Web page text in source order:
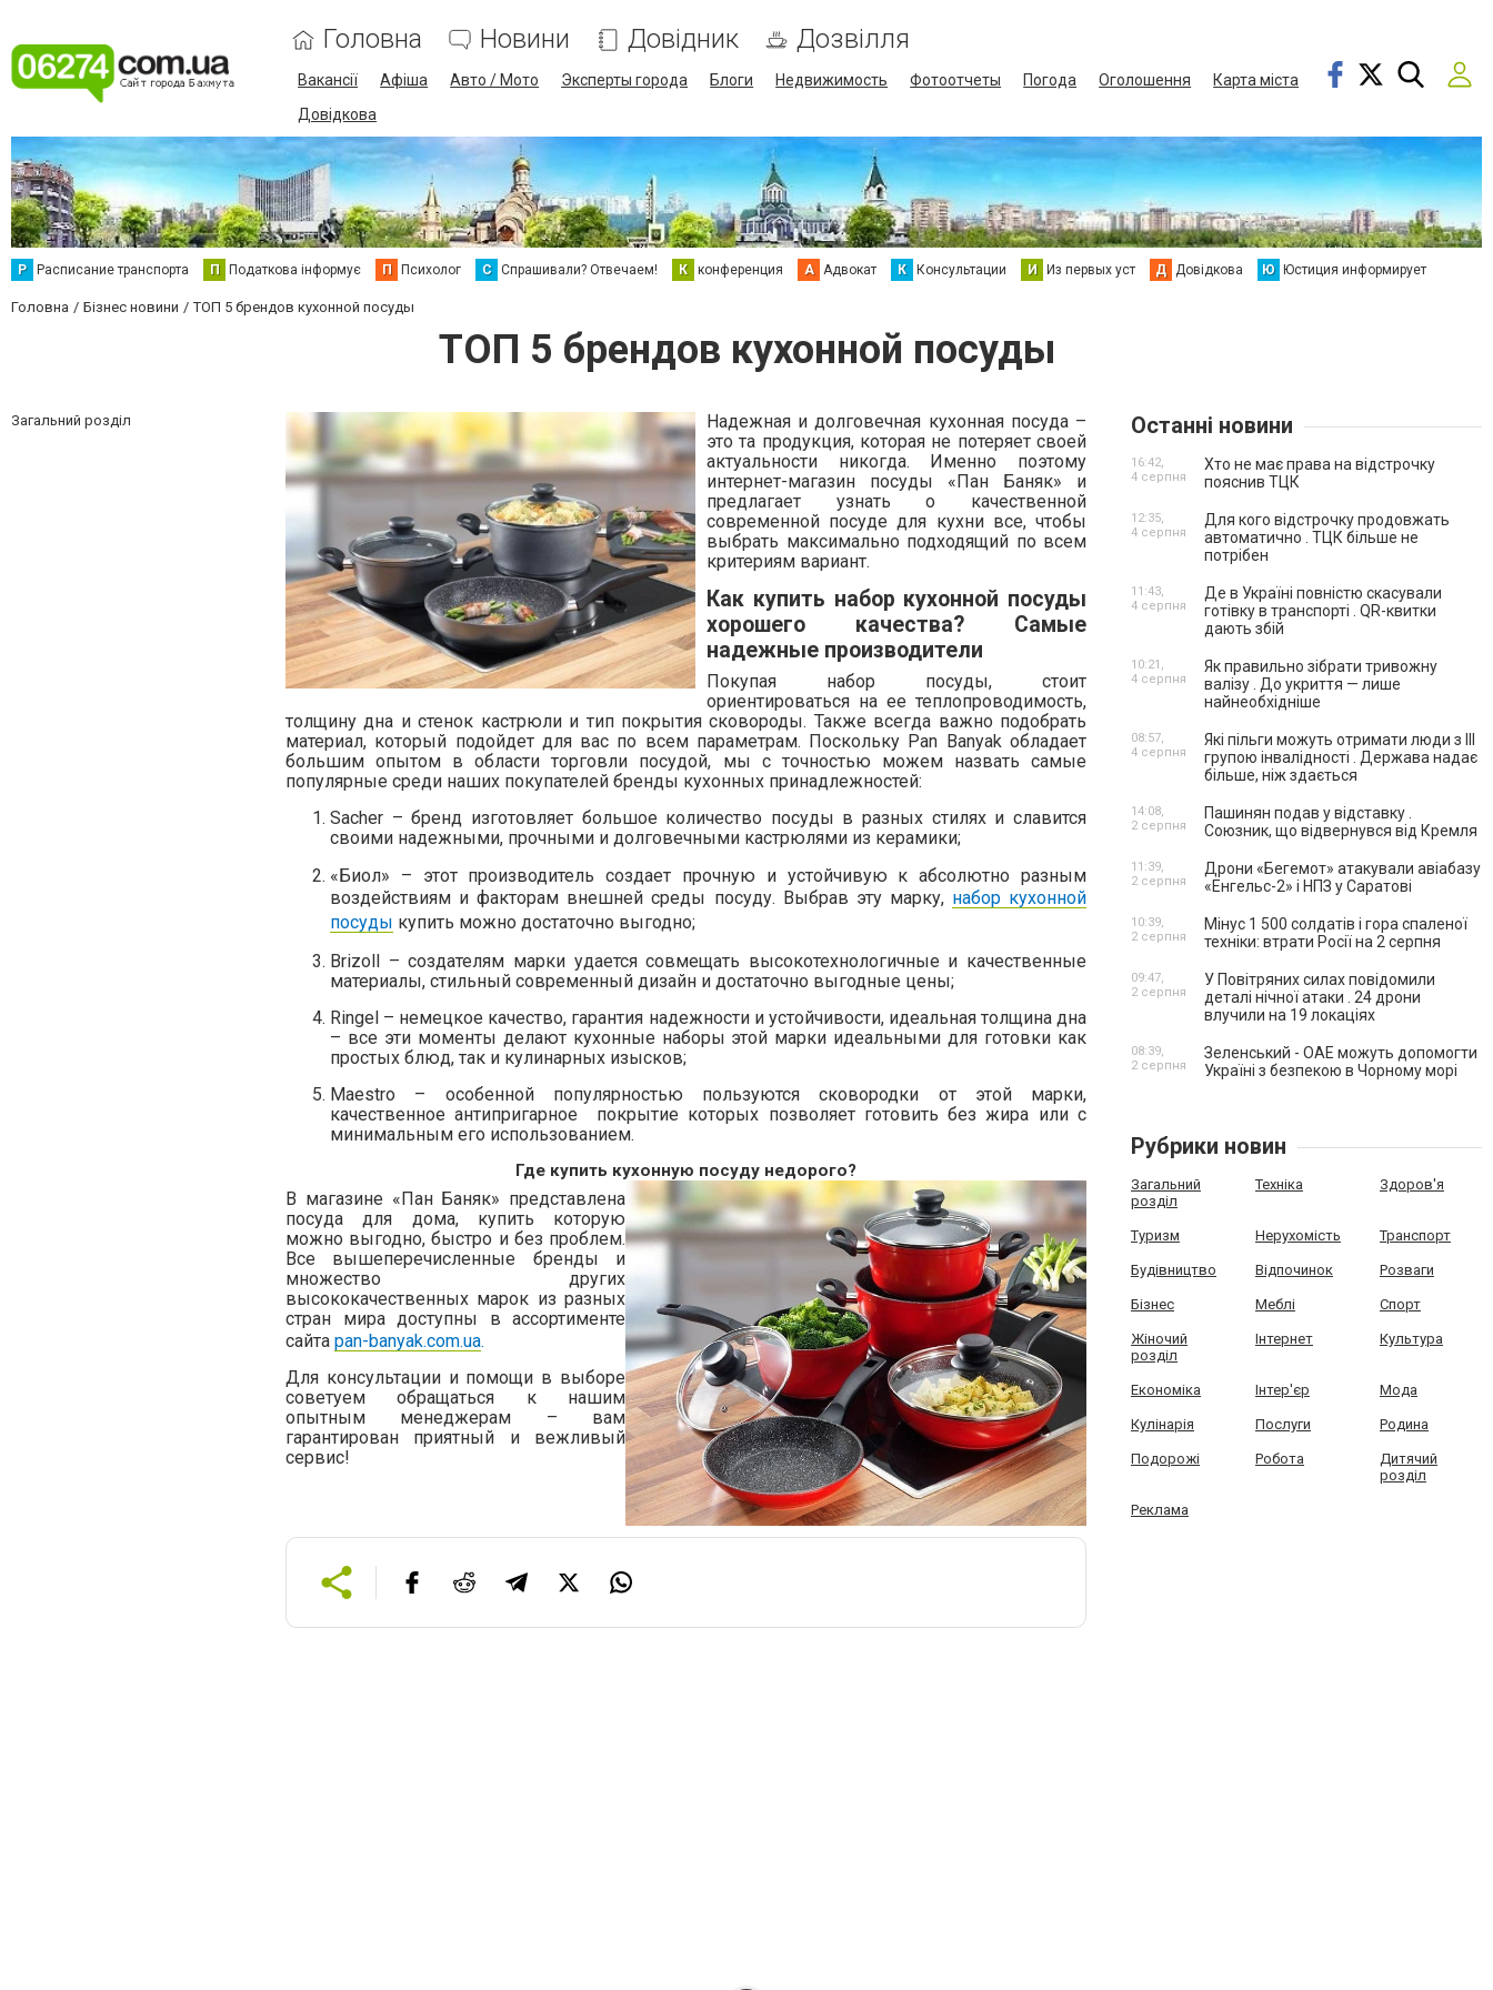
Головна Новини Довідник Дозвілля
Вакансії Афіша Авто / Мото Эксперты города Блоги Недвижимость Фотоотчеты Погода Оголошення
Карта міста
Довідкова
Р Расписание транспорта П Податкова інформує П Психолог С Спрашивали? Отвечаем! К конференция А Адвокат К Консультации И Из первых уст Д Довідкова Ю Юстиция информирует
Головна Бізнес новини ТОП 5 брендов кухонной посуды
ТОП 5 брендов кухонной посуды
Загальний розділ
Надежная и долговечная кухонная посуда –
это та продукция, которая не потеряет своей
актуальности никогда. Именно поэтому
интернет-магазин посуды «Пан Баняк» и
предлагает узнать о качественной
современной посуде для кухни все, чтобы
выбрать максимально подходящий по всем
критериям вариант.
Как купить набор кухонной посуды
хорошего качества? Самые
надежные производители
Покупая набор посуды, стоит
ориентироваться на ее теплопроводимость,
толщину дна и стенок кастрюли и тип покрытия сковороды. Также всегда важно подобрать
материал, который подойдет для вас по всем параметрам. Поскольку Pan Banyak обладает
большим опытом в области торговли посудой, мы с точностью можем назвать самые
популярные среди наших покупателей бренды кухонных принадлежностей:
Sacher – бренд изготовляет большое количество посуды в разных стилях и славится
своими надежными, прочными и долговечными кастрюлями из керамики;
«Биол» – этот производитель создает прочную и устойчивую к абсолютно разным
воздействиям и факторам внешней среды посуду. Выбрав эту марку, набор кухонной
посуды купить можно достаточно выгодно;
Brizoll – создателям марки удается совмещать высокотехнологичные и качественные
материалы, стильный современный дизайн и достаточно выгодные цены;
Ringel – немецкое качество, гарантия надежности и устойчивости, идеальная толщина дна
– все эти моменты делают кухонные наборы этой марки идеальными для готовки как
простых блюд, так и кулинарных изысков;
Maestro – особенной популярностью пользуются сковородки от этой марки,
качественное антипригарное покрытие которых позволяет готовить без жира или с
минимальным его использованием.
Где купить кухонную посуду недорого?
В магазине «Пан Баняк» представлена
посуда для дома, купить которую
можно выгодно, быстро и без проблем.
Все вышеперечисленные бренды и
множество других
высококачественных марок из разных
стран мира доступны в ассортименте
сайта pan-banyak.com.ua.
Для консультации и помощи в выборе
советуем обращаться к нашим
опытным менеджерам – вам
гарантирован приятный и вежливый
сервис!
Останні новини
Хто не має права на відстрочку
пояснив ТЦК
16:42,
4 серпня
Для кого відстрочку продовжать
автоматично . ТЦК більше не
потрібен
12:35,
4 серпня
Де в Україні повністю скасували
готівку в транспорті . QR-квитки
дають збій
11:43,
4 серпня
Як правильно зібрати тривожну
валізу . До укриття — лише
найнеобхідніше
10:21,
4 серпня
Які пільги можуть отримати люди з III
групою інвалідності . Держава надає
більше, ніж здається
08:57,
4 серпня
Пашинян подав у відставку .
Союзник, що відвернувся від Кремля
14:08,
2 серпня
Дрони «Бегемот» атакували авіабазу
«Енгельс-2» і НПЗ у Саратові
11:39,
2 серпня
Мінус 1 500 солдатів і гора спаленої
техніки: втрати Росії на 2 серпня
10:39,
2 серпня
У Повітряних силах повідомили
деталі нічної атаки . 24 дрони
влучили на 19 локаціях
09:47,
2 серпня
Зеленський - ОАЕ можуть допомогти
Україні з безпекою в Чорному морі
08:39,
2 серпня
Рубрики новин
Загальний
розділ
Техніка Здоров'я
Туризм Нерухомість Транспорт
Будівництво Відпочинок Розваги
Бізнес Меблі Спорт
Жіночий
розділ
Інтернет Культура
Економіка Інтер'єр Мода
Кулінарія Послуги Родина
Подорожі Робота
Дитячий
розділ
Реклама